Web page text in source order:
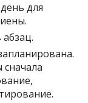
для